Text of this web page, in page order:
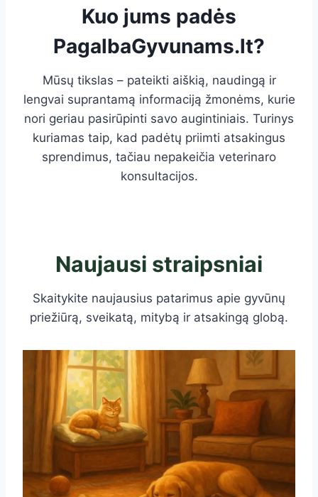
Kuo jums padės
PagalbaGyvunams.lt?
Mūsų tikslas – pateikti aiškią, naudingą ir
lengvai suprantamą informaciją žmonėms, kurie
nori geriau pasirūpinti savo augintiniais. Turinys
kuriamas taip, kad padėtų priimti atsakingus
sprendimus, tačiau nepakeičia veterinaro
konsultacijos.
Naujausi straipsniai
Skaitykite naujausius patarimus apie gyvūnų
priežiūrą, sveikatą, mitybą ir atsakingą globą.